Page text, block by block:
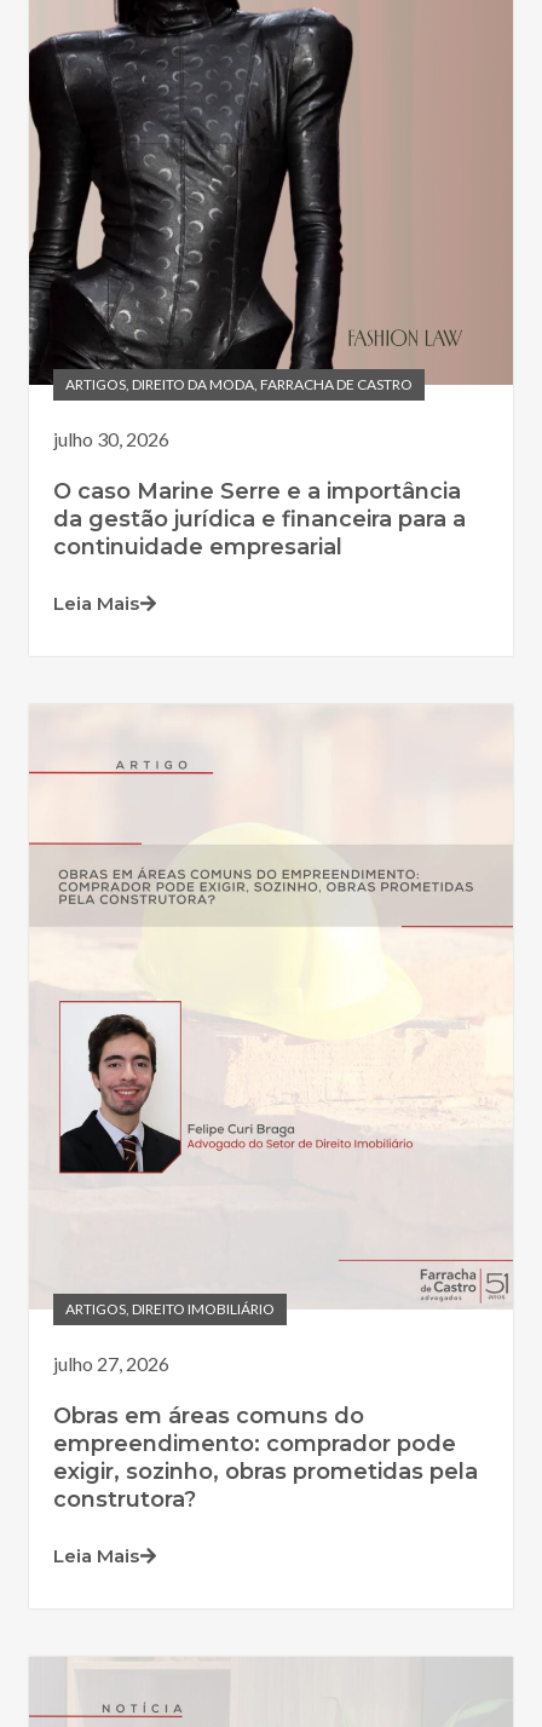
ARTIGOS, DIREITO DA MODA, FARRACHA DE CASTRO
julho 30, 2026
O caso Marine Serre e a importância
da gestão jurídica e financeira para a
continuidade empresarial
Leia Mais
ARTIGOS, DIREITO IMOBILIÁRIO
julho 27, 2026
Obras em áreas comuns do
empreendimento: comprador pode
exigir, sozinho, obras prometidas pela
construtora?
Leia Mais